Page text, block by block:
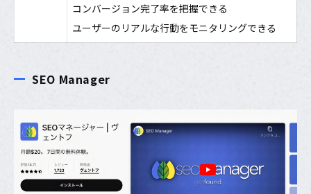
コンバージョン完了率を把握できる
ユーザーのリアルな行動をモニタリングできる
SEO Manager